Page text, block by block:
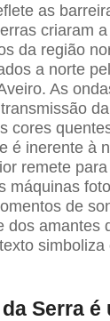
as
criaram
da região
a norte
As
cores
é inerente à
remete
máquinas
de
dos amantes
Serra é